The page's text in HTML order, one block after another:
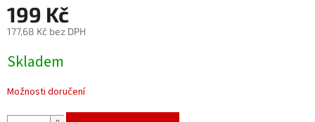
199 Kč
177,68 Kč bez DPH
cena:
Skladem
Možnosti doručení